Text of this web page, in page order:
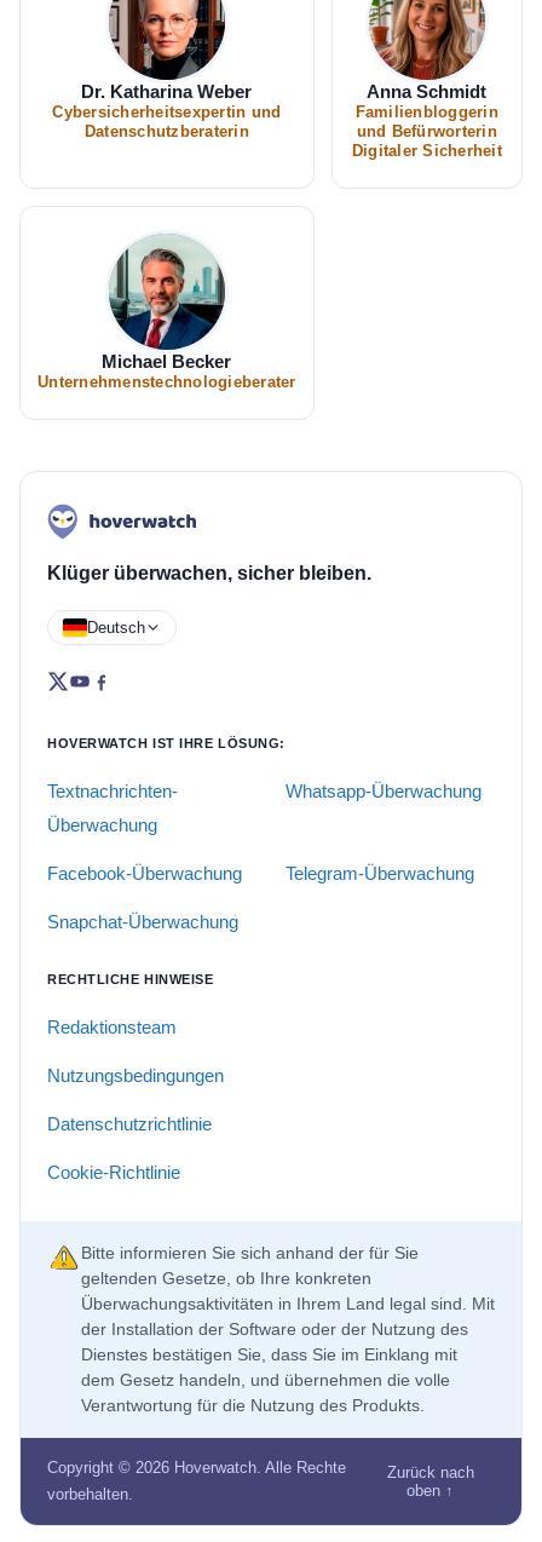
Dr. Katharina Weber
Cybersicherheitsexpertin und
Datenschutzberaterin
Anna Schmidt
Familienbloggerin
und Befürworterin
Digitaler Sicherheit
Michael Becker
Unternehmenstechnologieberater
Klüger überwachen, sicher bleiben.
Deutsch
HOVERWATCH IST IHRE LÖSUNG:
Textnachrichten-
Überwachung
Whatsapp-Überwachung
Facebook-Überwachung Telegram-Überwachung
Snapchat-Überwachung
RECHTLICHE HINWEISE
Redaktionsteam
Nutzungsbedingungen
Datenschutzrichtlinie
Cookie-Richtlinie
Bitte informieren Sie sich anhand der für Sie
geltenden Gesetze, ob Ihre konkreten
Überwachungsaktivitäten in Ihrem Land legal sind. Mit
der Installation der Software oder der Nutzung des
Dienstes bestätigen Sie, dass Sie im Einklang mit
dem Gesetz handeln, und übernehmen die volle
Verantwortung für die Nutzung des Produkts.
Copyright © 2026 Hoverwatch. Alle Rechte
vorbehalten.
Zurück nach
oben ↑